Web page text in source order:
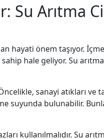
Su Arıtma
hayati önem taşıyor.
hale geliyor. Su
sanayi atıkları ve
suyunda bulunabilir.
kullanılmalıdır. Su